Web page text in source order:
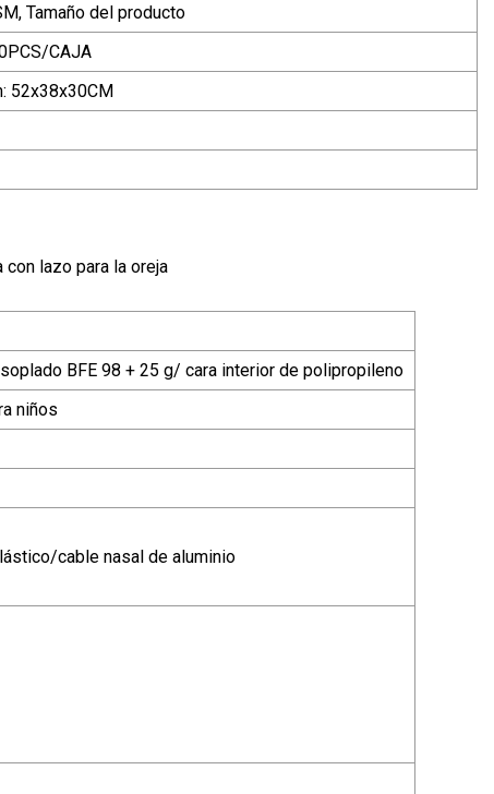
Tamaño del producto
CAJA
52x38x30CM
lazo para la oreja
BFE 98 + 25 g/ cara interior de polipropileno
niños
cable nasal de aluminio